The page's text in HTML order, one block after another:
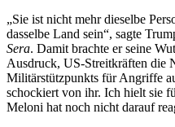
„Sie ist nicht mehr dieselbe
dasselbe Land sein“, sagte
Sera. Damit brachte er seine
Ausdruck, US-Streitkräften die
Militärstützpunkts für Angriffe
schockiert von ihr. Ich hielt sie
Meloni hat noch nicht darauf